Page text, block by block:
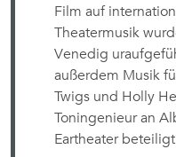
Film auf
Theatermusik
Venedig
außerdem Musik
Twigs und Holly
Toningenieur an
Eartheater